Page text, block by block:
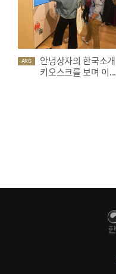
ARG
안녕상자의 한국소개
키오스크를 보며 이...